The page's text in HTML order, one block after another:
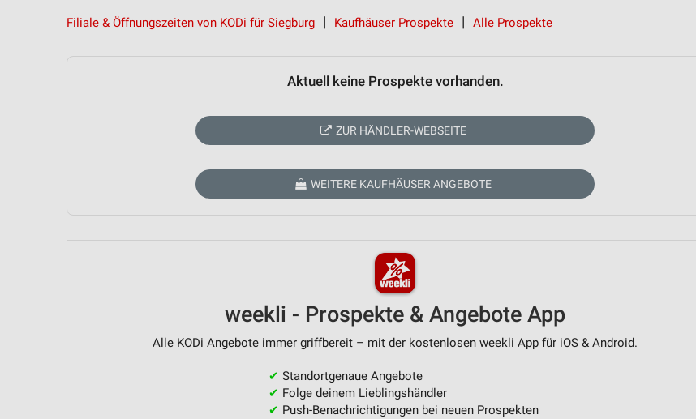
Filiale & Öffnungszeiten von KODi für Siegburg Kaufhäuser Prospekte Alle Prospekte
Aktuell keine Prospekte vorhanden.
ZUR HÄNDLER-WEBSEITE
WEITERE KAUFHÄUSER ANGEBOTE
weekli - Prospekte & Angebote App
Alle KODi Angebote immer griffbereit – mit der kostenlosen weekli App für iOS & Android.
✔ Standortgenaue Angebote
✔ Folge deinem Lieblingshändler
✔ Push-Benachrichtigungen bei neuen Prospekten